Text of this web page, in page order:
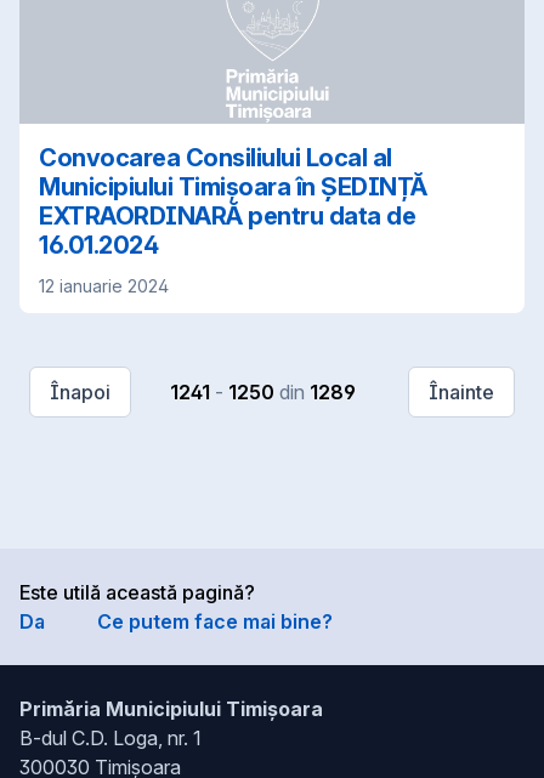
Convocarea Consiliului Local al
Municipiului Timișoara în ȘEDINȚĂ
EXTRAORDINARĂ pentru data de
16.01.2024
12 ianuarie 2024
Înapoi 1241 - 1250 din 1289 Înainte
Este utilă această pagină?
Da
Ce putem face mai bine?
Primăria Municipiului Timișoara
B-dul C.D. Loga, nr. 1
300030 Timișoara